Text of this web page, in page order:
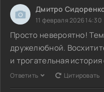
Дмитро
11 февраля 2026 14:30
Просто невероятно!
дружелюбной.
и трогательная
Ответить Цитировать